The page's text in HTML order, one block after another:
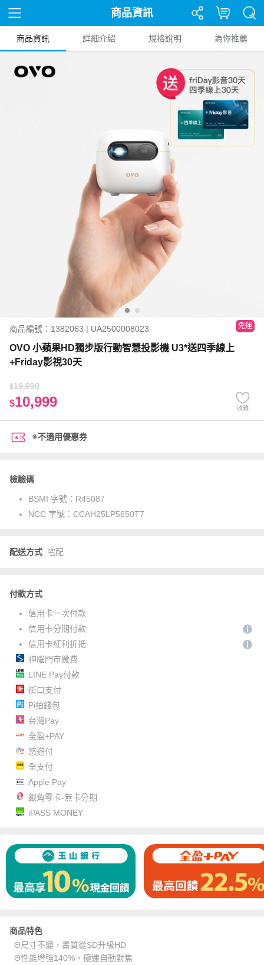
商品資訊
商品資訊 詳細介紹 規格說明 為你推薦
商品編號：1382063 | UA2500008023 免運
OVO 小蘋果HD獨步版行動智慧投影機 U3*送四季線上
+Friday影視30天
$19,990
$10,999 收藏
※不適用優惠券
檢驗碼
BSMI 字號： R45087
NCC 字號： CCAH25LP5650T7
配送方式 宅配
付款方式
信用卡一次付款
信用卡分期付款
信用卡紅利折抵
神腦門市繳費
LINE Pay付款
街口支付
Pi拍錢包
台灣Pay
全盈+PAY
悠遊付
全支付
Apple Pay
銀角零卡-無卡分期
iPASS MONEY
商品特色
Θ尺寸不變，畫質從SD升級HD
Θ性能增強140%，極速自動對焦